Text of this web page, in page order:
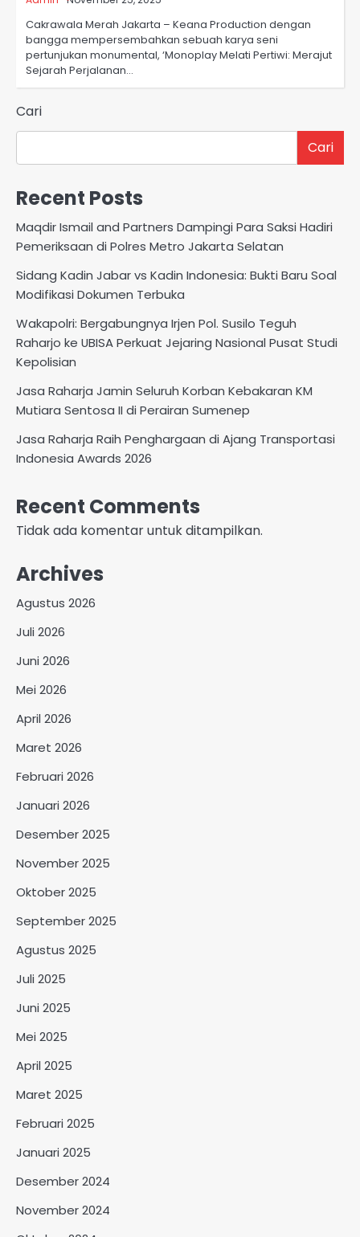
Cakrawala Merah Jakarta – Keana Production dengan
bangga mempersembahkan sebuah karya seni
pertunjukan monumental, ‘Monoplay Melati Pertiwi: Merajut
Sejarah Perjalanan…
Cari
Cari
Recent Posts
Maqdir Ismail and Partners Dampingi Para Saksi Hadiri
Pemeriksaan di Polres Metro Jakarta Selatan
Sidang Kadin Jabar vs Kadin Indonesia: Bukti Baru Soal
Modifikasi Dokumen Terbuka
Wakapolri: Bergabungnya Irjen Pol. Susilo Teguh
Raharjo ke UBISA Perkuat Jejaring Nasional Pusat Studi
Kepolisian
Jasa Raharja Jamin Seluruh Korban Kebakaran KM
Mutiara Sentosa II di Perairan Sumenep
Jasa Raharja Raih Penghargaan di Ajang Transportasi
Indonesia Awards 2026
Recent Comments
Tidak ada komentar untuk ditampilkan.
Archives
Agustus 2026
Juli 2026
Juni 2026
Mei 2026
April 2026
Maret 2026
Februari 2026
Januari 2026
Desember 2025
November 2025
Oktober 2025
September 2025
Agustus 2025
Juli 2025
Juni 2025
Mei 2025
April 2025
Maret 2025
Februari 2025
Januari 2025
Desember 2024
November 2024